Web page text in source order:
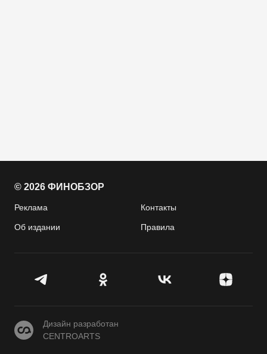
© 2026 ФИНОБЗОР
Реклама Контакты
Об издании Правила
CENTROARTS